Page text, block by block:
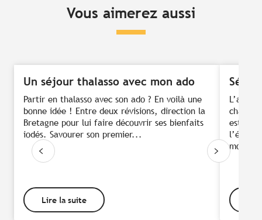
Vous aimerez aussi
Un séjour thalasso avec mon ado
Partir en thalasso avec son ado ? En voilà une
bonne idée ! Entre deux révisions, direction la
Bretagne pour lui faire découvrir ses bienfaits
iodés. Savourer son premier...
Lire la suite
est